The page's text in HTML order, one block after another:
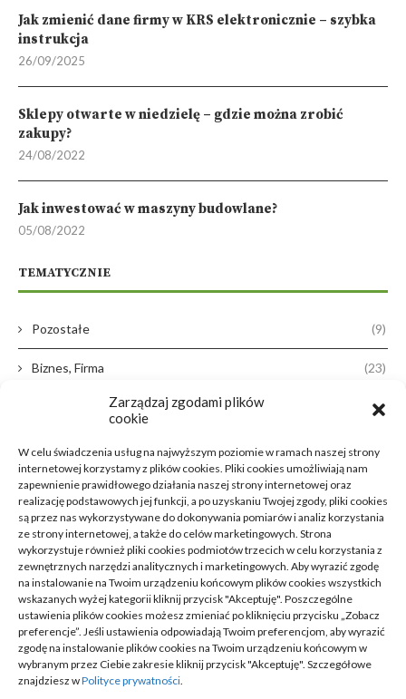
Zarządzaj zgodami plików
cookie
W celu świadczenia usług na najwyższym poziomie w ramach naszej strony
internetowej korzystamy z plików cookies. Pliki cookies umożliwiają nam
zapewnienie prawidłowego działania naszej strony internetowej oraz
realizację podstawowych jej funkcji, a po uzyskaniu Twojej zgody, pliki cookies
są przez nas wykorzystywane do dokonywania pomiarów i analiz korzystania
ze strony internetowej, a także do celów marketingowych. Strona
wykorzystuje również pliki cookies podmiotów trzecich w celu korzystania z
zewnętrznych narzędzi analitycznych i marketingowych. Aby wyrazić zgodę
na instalowanie na Twoim urządzeniu końcowym plików cookies wszystkich
wskazanych wyżej kategorii kliknij przycisk "Akceptuję". Poszczególne
ustawienia plików cookies możesz zmieniać po kliknięciu przycisku „Zobacz
preferencje”. Jeśli ustawienia odpowiadają Twoim preferencjom, aby wyrazić
zgodę na instalowanie plików cookies na Twoim urządzeniu końcowym w
wybranym przez Ciebie zakresie kliknij przycisk "Akceptuję". Szczegółowe
znajdziesz wPolityce prywatności.
Jak zmienić dane firmy w KRS elektronicznie – szybka
instrukcja
26/09/2025
Sklepy otwarte w niedzielę – gdzie można zrobić
zakupy?
24/08/2022
Jak inwestować w maszyny budowlane?
05/08/2022
TEMATYCZNIE
Pozostałe (9)
Biznes, Firma (23)
(38)
Zdrowie, Medycyna
Moda, Lifestyle
Motoryzacja (31)
Rozrywka, Edukacja (26)
Usługi
Technologie (23)
Sport, Turystyka